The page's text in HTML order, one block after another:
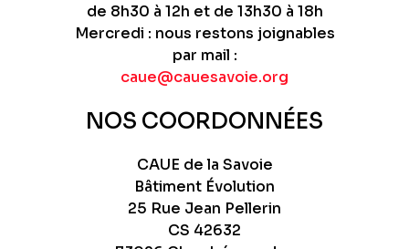
de 8h30 à 12h et de 13h30 à 18h
Mercredi : nous restons joignables
par mail :
caue@cauesavoie.org
NOS COORDONNÉES
CAUE de la Savoie
Bâtiment Évolution
25 Rue Jean Pellerin
CS 42632